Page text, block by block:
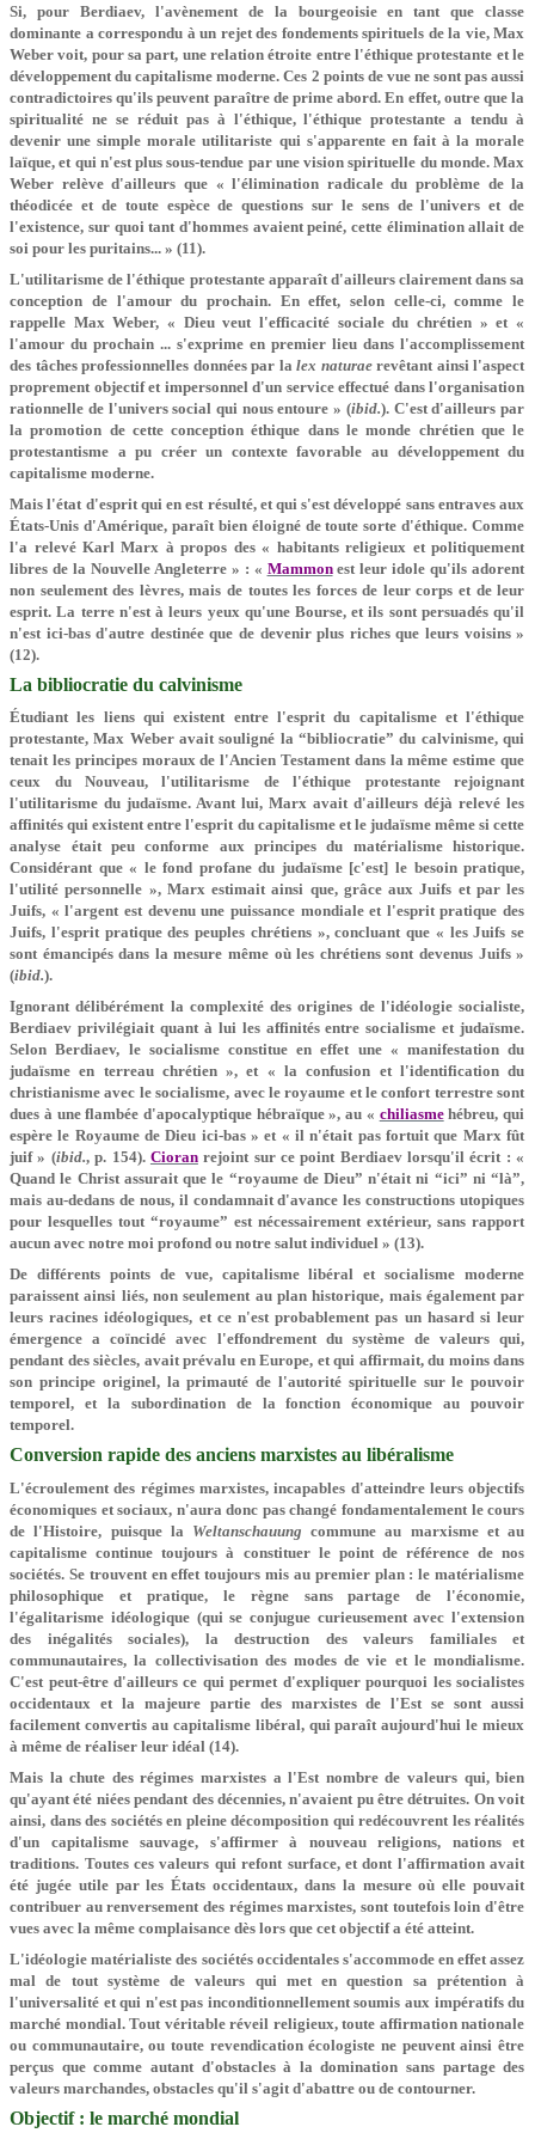
Si, pour Berdiaev, l'avènement de la bourgeoisie en tant que classe
dominante a correspondu à un rejet des fondements spirituels de la vie, Max
Weber voit, pour sa part, une relation étroite entre l'éthique protestante et le
développement du capitalisme moderne. Ces 2 points de vue ne sont pas aussi
contradictoires qu'ils peuvent paraître de prime abord. En effet, outre que la
spiritualité ne se réduit pas à l'éthique, l'éthique protestante a tendu à
devenir une simple morale utilitariste qui s'apparente en fait à la morale
laïque, et qui n'est plus sous-tendue par une vision spirituelle du monde. Max
Weber relève d'ailleurs que « l'élimination radicale du problème de la
théodicée et de toute espèce de questions sur le sens de l'univers et de
l'existence, sur quoi tant d'hommes avaient peiné, cette élimination allait de
soi pour les puritains... » (11).
L'utilitarisme de l'éthique protestante apparaît d'ailleurs clairement dans sa
conception de l'amour du prochain. En effet, selon celle-ci, comme le
rappelle Max Weber, « Dieu veut l'efficacité sociale du chrétien » et «
l'amour du prochain ... s'exprime en premier lieu dans l'accomplissement
des tâches professionnelles données par lalex naturaerevêtant ainsi l'aspect
proprement objectif et impersonnel d'un service effectué dans l'organisation
rationnelle de l'univers social qui nous entoure » (ibid.). C'est d'ailleurs par
la promotion de cette conception éthique dans le monde chrétien que le
protestantisme a pu créer un contexte favorable au développement du
capitalisme moderne.
Mais l'état d'esprit qui en est résulté, et qui s'est développé sans entraves aux
États-Unis d'Amérique, paraît bien éloigné de toute sorte d'éthique. Comme
l'a relevé Karl Marx à propos des « habitants religieux et politiquement
libres de la Nouvelle Angleterre » : « Mammonest leur idole qu'ils adorent
non seulement des lèvres, mais de toutes les forces de leur corps et de leur
esprit. La terre n'est à leurs yeux qu'une Bourse, et ils sont persuadés qu'il
n'est ici-bas d'autre destinée que de devenir plus riches que leurs voisins »
(12).
La bibliocratie du calvinisme
Étudiant les liens qui existent entre l'esprit du capitalisme et l'éthique
protestante, Max Weber avait souligné la “bibliocratie” du calvinisme, qui
tenait les principes moraux de l'Ancien Testament dans la même estime que
ceux du Nouveau, l'utilitarisme de l'éthique protestante rejoignant
l'utilitarisme du judaïsme. Avant lui, Marx avait d'ailleurs déjà relevé les
affinités qui existent entre l'esprit du capitalisme et le judaïsme même si cette
analyse était peu conforme aux principes du matérialisme historique.
Considérant que « le fond profane du judaïsme [c'est] le besoin pratique,
l'utilité personnelle », Marx estimait ainsi que, grâce aux Juifs et par les
Juifs, « l'argent est devenu une puissance mondiale et l'esprit pratique des
Juifs, l'esprit pratique des peuples chrétiens », concluant que « les Juifs se
sont émancipés dans la mesure même où les chrétiens sont devenus Juifs »
(ibid.).
Ignorant délibérément la complexité des origines de l'idéologie socialiste,
Berdiaev privilégiait quant à lui les affinités entre socialisme et judaïsme.
Selon Berdiaev, le socialisme constitue en effet une « manifestation du
judaïsme en terreau chrétien », et « la confusion et l'identification du
christianisme avec le socialisme, avec le royaume et le confort terrestre sont
dues à une flambée d'apocalyptique hébraïque », au « chiliasmehébreu, qui
espère le Royaume de Dieu ici-bas » et « il n'était pas fortuit que Marx fût
juif » (ibid., p. 154). Cioranrejoint sur ce point Berdiaev lorsqu'il écrit : «
Quand le Christ assurait que le “royaume de Dieu” n'était ni “ici” ni “là”,
mais au-dedans de nous, il condamnait d'avance les constructions utopiques
pour lesquelles tout “royaume” est nécessairement extérieur, sans rapport
aucun avec notre moi profond ou notre salut individuel » (13).
De différents points de vue, capitalisme libéral et socialisme moderne
paraissent ainsi liés, non seulement au plan historique, mais également par
leurs racines idéologiques, et ce n'est probablement pas un hasard si leur
émergence a coïncidé avec l'effondrement du système de valeurs qui,
pendant des siècles, avait prévalu en Europe, et qui affirmait, du moins dans
son principe originel, la primauté de l'autorité spirituelle sur le pouvoir
temporel, et la subordination de la fonction économique au pouvoir
temporel.
Conversion rapide des anciens marxistes au libéralisme
L'écroulement des régimes marxistes, incapables d'atteindre leurs objectifs
économiques et sociaux, n'aura donc pas changé fondamentalement le cours
de l'Histoire, puisque la Weltanschauung commune au marxisme et au
capitalisme continue toujours à constituer le point de référence de nos
sociétés. Se trouvent en effet toujours mis au premier plan : le matérialisme
philosophique et pratique, le règne sans partage de l'économie,
l'égalitarisme idéologique (qui se conjugue curieusement avec l'extension
des inégalités sociales), la destruction des valeurs familiales et
communautaires, la collectivisation des modes de vie et le mondialisme.
C'est peut-être d'ailleurs ce qui permet d'expliquer pourquoi les socialistes
occidentaux et la majeure partie des marxistes de l'Est se sont aussi
facilement convertis au capitalisme libéral, qui paraît aujourd'hui le mieux
à même de réaliser leur idéal (14).
Mais la chute des régimes marxistes a l'Est nombre de valeurs qui, bien
qu'ayant été niées pendant des décennies, n'avaient pu être détruites. On voit
ainsi, dans des sociétés en pleine décomposition qui redécouvrent les réalités
d'un capitalisme sauvage, s'affirmer à nouveau religions, nations et
traditions. Toutes ces valeurs qui refont surface, et dont l'affirmation avait
été jugée utile par les États occidentaux, dans la mesure où elle pouvait
contribuer au renversement des régimes marxistes, sont toutefois loin d'être
vues avec la même complaisance dès lors que cet objectif a été atteint.
L'idéologie matérialiste des sociétés occidentales s'accommode en effet assez
mal de tout système de valeurs qui met en question sa prétention à
l'universalité et qui n'est pas inconditionnellement soumis aux impératifs du
marché mondial. Tout véritable réveil religieux, toute affirmation nationale
ou communautaire, ou toute revendication écologiste ne peuvent ainsi être
perçus que comme autant d'obstacles à la domination sans partage des
valeurs marchandes, obstacles qu'il s'agit d'abattre ou de contourner.
Objectif : le marché mondial